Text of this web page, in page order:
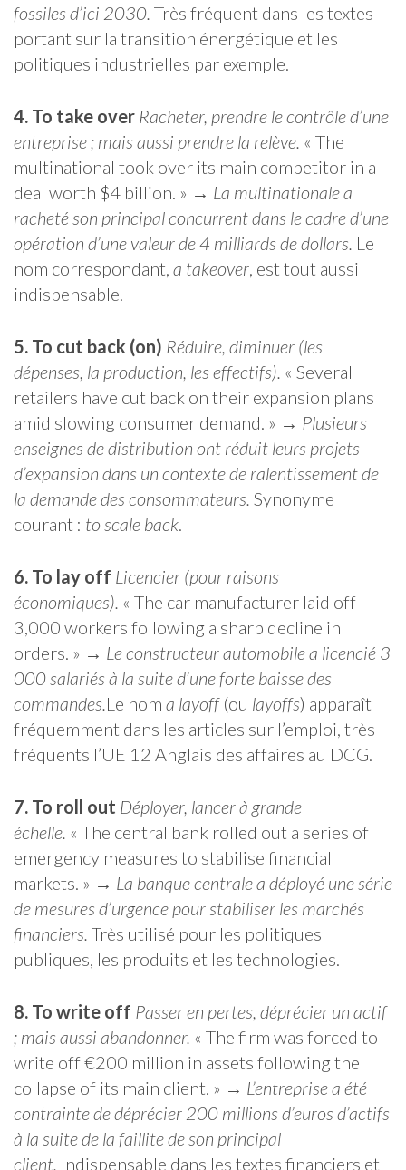
fossiles d’ici 2030. Très fréquent dans les textes
portant sur la transition énergétique et les
politiques industrielles par exemple.
4. To take over Racheter, prendre le contrôle d’une
entreprise ; mais aussi prendre la relève. « The
multinational took over its main competitor in a
deal worth $4 billion. » → La multinationale a
racheté son principal concurrent dans le cadre d’une
opération d’une valeur de 4 milliards de dollars. Le
nom correspondant, a takeover , est tout aussi
indispensable.
5. To cut back (on) Réduire, diminuer (les
dépenses, la production, les effectifs). « Several
retailers have cut back on their expansion plans
amid slowing consumer demand. » → Plusieurs
enseignes de distribution ont réduit leurs projets
d’expansion dans un contexte de ralentissement de
la demande des consommateurs. Synonyme
courant : to scale back
6. To lay off Licencier (pour raisons
économiques). « The car manufacturer laid off
3,000 workers following a sharp decline in
orders. » → Le constructeur automobile a licencié 3
000 salariés à la suite d’une forte baisse des
commandes. Le nom a layoff(ou layoffs) apparaît
fréquemment dans les articles sur l’emploi, très
fréquents l’UE 12 Anglais des affaires au DCG.
7. To roll out Déployer, lancer à grande
échelle. « The central bank rolled out a series of
emergency measures to stabilise financial
markets. » → La banque centrale a déployé une série
de mesures d’urgence pour stabiliser les marchés
financiers. Très utilisé pour les politiques
publiques, les produits et les technologies.
8. To write off Passer en pertes, déprécier un actif
; mais aussi abandonner. « The firm was forced to
write off €200 million in assets following the
collapse of its main client. » → L’entreprise a été
contrainte de déprécier 200 millions d’euros d’actifs
à la suite de la faillite de son principal
client. Indispensable dans les textes financiers et